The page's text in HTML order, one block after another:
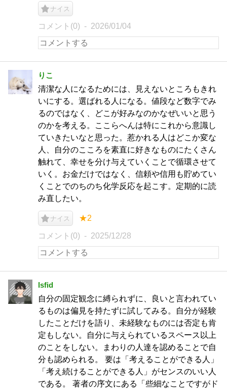
ナイス
コメント(0) 2026/01/04
りこ
清潔な人になるためには、見えないところもきれ
いにする。選ばれる人になる。値段など数字でみ
るのではなく、どこが好みなのかなぜいいと思う
のかを考える。ここらへんは特にこれから意識し
ていきたいなと思った。惹かれる人はどこか変な
人、自分のこころを素直に好きなものにたくさん
触れて、幸せを分け与えていくことで循環させて
いく。お金だけではなく、信頼や信用も貯めてい
くことでのちのち化学反応を起こす。定期的に読
み直したい。
ナイス ★2
コメント(0) 2025/12/28
lsfid
自分の固定観念に縛られずに、良いと言われてい
るものは偏見を持たずに試してみる。自分が経験
したことだけを語り、未経験なものには否定も肯
定もしない。自分に与えられているスペース以上
のことをしない。まわりの人達を認めることで自
分も認められる。 要は「考えることができる人」
「考え続けることができる人」がセンスのいい人
である。 著者の序文にある「些細なことですがド